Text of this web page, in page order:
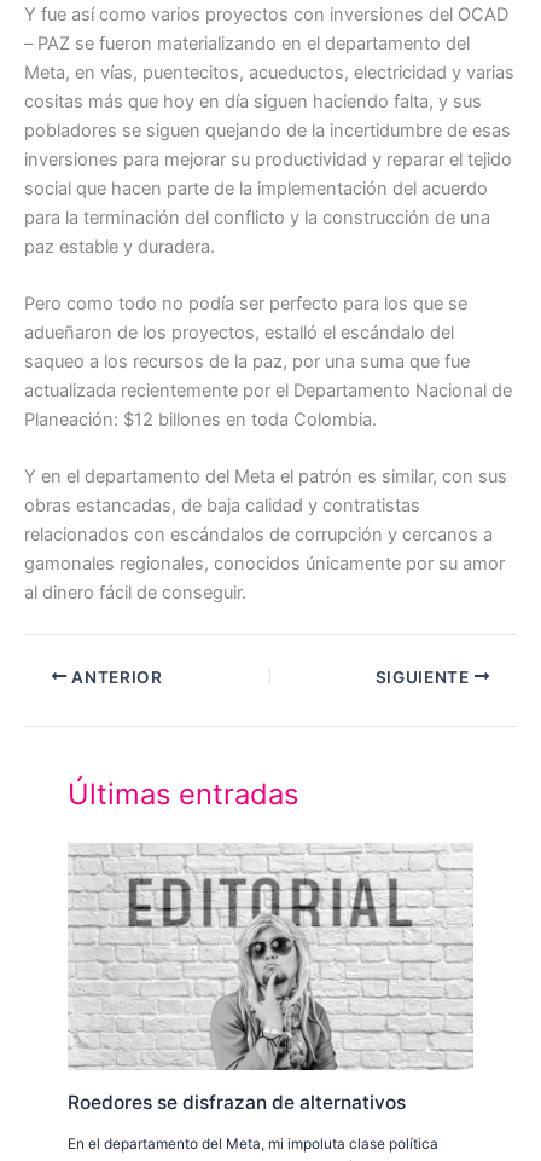
Y fue así como varios proyectos con inversiones del OCAD
– PAZ se fueron materializando en el departamento del
Meta, en vías, puentecitos, acueductos, electricidad y varias
cositas más que hoy en día siguen haciendo falta, y sus
pobladores se siguen quejando de la incertidumbre de esas
inversiones para mejorar su productividad y reparar el tejido
social que hacen parte de la implementación del acuerdo
para la terminación del conflicto y la construcción de una
paz estable y duradera.
Pero como todo no podía ser perfecto para los que se
adueñaron de los proyectos, estalló el escándalo del
saqueo a los recursos de la paz, por una suma que fue
actualizada recientemente por el Departamento Nacional de
Planeación: $12 billones en toda Colombia.
Y en el departamento del Meta el patrón es similar, con sus
obras estancadas, de baja calidad y contratistas
relacionados con escándalos de corrupción y cercanos a
gamonales regionales, conocidos únicamente por su amor
al dinero fácil de conseguir.
ANTERIOR SIGUIENTE
Últimas entradas
Roedores se disfrazan de alternativos
En el departamento del Meta, mi impoluta clase política